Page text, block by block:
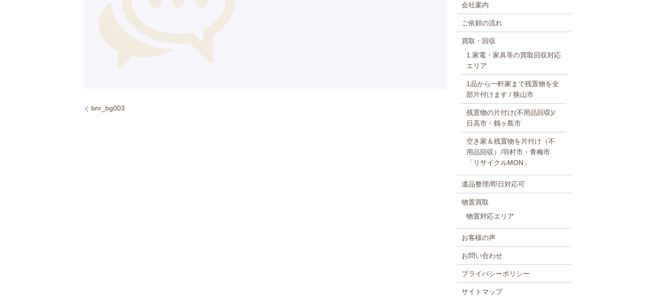
bnr_bg003
会社案内
ご依頼の流れ
買取・回収
1.家電・家具等の買取回収対応
エリア
1品から一軒家まで残置物を全
部片付けます / 狭山市
残置物の片付け(不用品回収)/
日高市・鶴ヶ島市
空き家＆残置物を片付け（不
用品回収）/羽村市・青梅市
「リサイクルMON」
遺品整理/即日対応可
物置買取
物置対応エリア
お客様の声
お問い合わせ
プライバシーポリシー
サイトマップ